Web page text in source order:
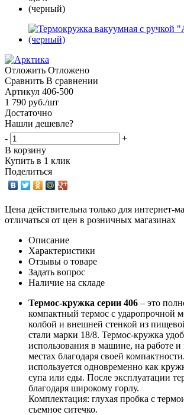
Отложить Отложено
Сравнить В сравнении
Артикул 406-500
1 790 руб./шт
Достаточно
Нашли дешевле?
-
+
В корзину
Купить в 1 клик
Поделиться
Цена действительна только для интернет-
отличаться от цен в розничных магазинах
Описание
Характеристики
Отзывы о товаре
Задать вопрос
Наличие на складе
Термос-кружка серии 406 – это
компактный термос с ударопрочной
колбой и внешней стенкой из
стали марки 18/8. Термос-кружка
использования в машине, на работе
местах благодаря своей
используется одновременно как
супа или еды. После эксплуатации
благодаря широкому горлу.
Комплектация: глухая пробка с
съемное ситечко.